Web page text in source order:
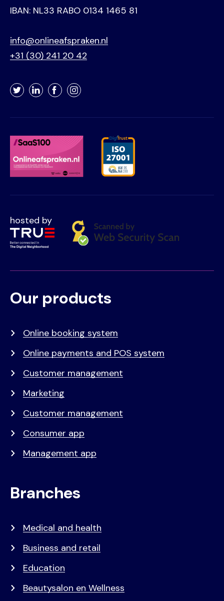
IBAN: NL33 RABO 0134 1465 81
info@onlineafspraken.nl
+31 (30) 241 20 42
TwitterLinkedInFacebookInstagram
hosted by
Voet
Primair
Our products
Online booking system
Online payments and POS system
Customer management
Marketing
Customer management
Consumer app
Management app
Branches
Medical and health
Business and retail
Education
Beautysalon en Wellness